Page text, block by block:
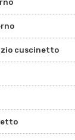
cuscinetto